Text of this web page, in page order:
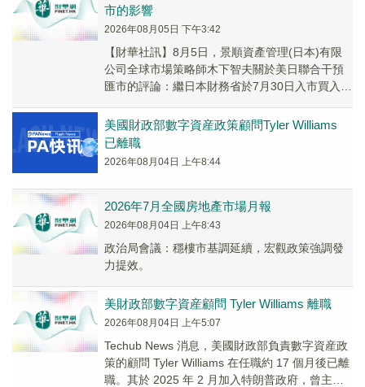
市的影響
2026年08月05日 下午3:42
【財華社訊】8月5日，景順資產管理(日本)有限
公司全球市場策略師木下智夫關於美日聯合干預
匯市的評論：繼日本財務省於7月30日入市買入日
美國財政部數字資産政策顧問Tyler Williams
已離職
2026年08月04日 上午8:44
2026年7月全國房地產市場月報
2026年08月04日 上午8:43
政治局會議：穩樓市基調延續，宏觀政策強調發
力提效。
美財政部數字資産顧問 Tyler Williams 離職
2026年08月04日 上午5:07
Techub News 消息，美國財政部負責數字資産政
策的顧問 Tyler Williams 在任職約 17 個月後已離
職。其於 2025 年 2 月加入特朗普政府，曾主導